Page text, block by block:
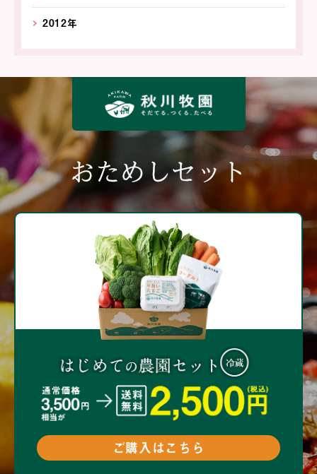
2012年
おためしセット
ご購入はこちら